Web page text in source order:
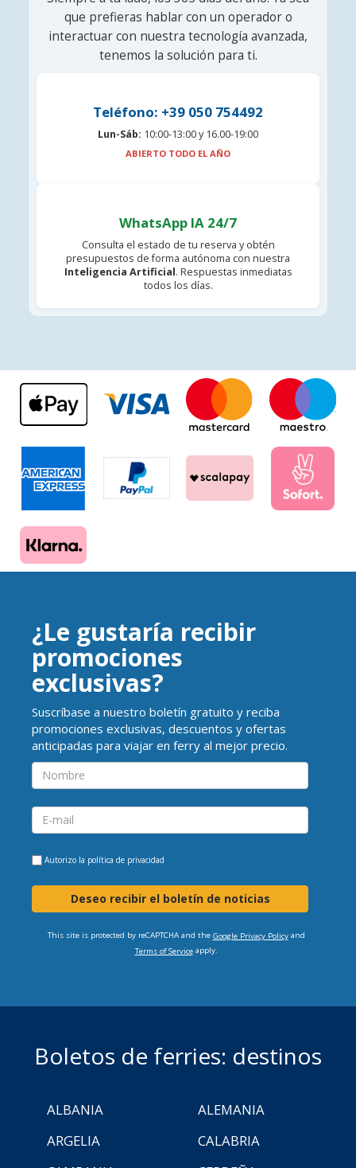
que prefieras hablar con un operador o
interactuar con nuestra tecnología avanzada,
tenemos la solución para ti.
Teléfono: +39 050 754492
Lun-Sáb: 10:00-13:00 y 16.00-19:00
ABIERTO TODO EL AÑO
WhatsApp IA 24/7
Consulta el estado de tu reserva y obtén
presupuestos de forma autónoma con nuestra
Inteligencia Artificial. Respuestas inmediatas
todos los días.
¿Le gustaría recibir
promociones
exclusivas?
Suscríbase a nuestro boletín gratuito y reciba
promociones exclusivas, descuentos y ofertas
anticipadas para viajar en ferry al mejor precio.
Autorizo la política de privacidad
Deseo recibir el boletín de noticias
This site is protected by reCAPTCHA and the Google Privacy Policyand
Terms of Serviceapply.
Boletos de ferries: destinos
ALBANIA
ALEMANIA
ARGELIA
CALABRIA